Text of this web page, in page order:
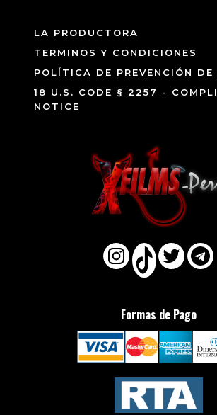
LA PRODUCTORA
TERMINOS Y CONDICIONES
POLÍTICA DE PREVENCIÓN DE
18 U.S. CODE § 2257 -
NOTICE
Formas de Pago